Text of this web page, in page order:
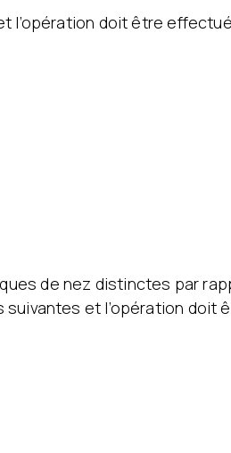
l’opération doit être
de nez distinctes par
et l’opération doit